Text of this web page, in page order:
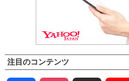
注目のコンテンツ